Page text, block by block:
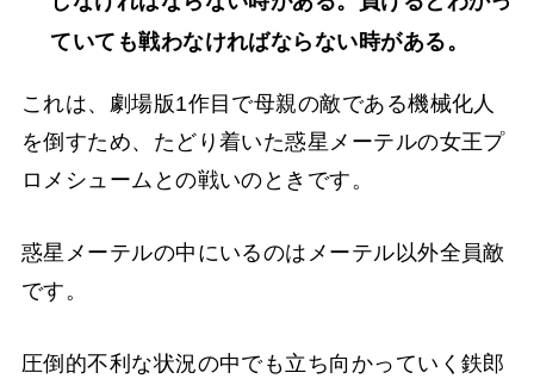
ていても戦わなければならない時がある。
これは、劇場版1作目で母親の敵である機械化人
を倒すため、たどり着いた惑星メーテルの女王プ
ロメシュームとの戦いのときです。
惑星メーテルの中にいるのはメーテル以外全員敵
です。
圧倒的不利な状況の中でも立ち向かっていく鉄郎